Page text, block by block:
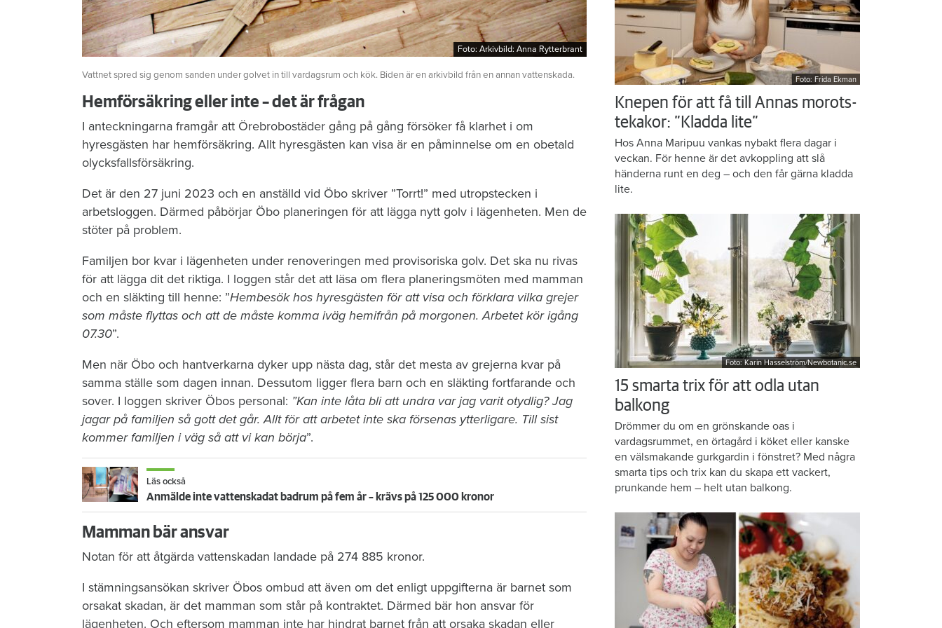
Foto: Arkivbild: Anna Rytterbrant
Foto: Arkivbild: Anna Rytterbrant
Vattnet spred sig genom sanden under golvet in till vardagsrum och kök. Biden är en arkivbild från en annan vattenskada.
Hemförsäkring eller inte – det är frågan
I anteckningarna framgår att Örebrobostäder gång på gång försöker få klarhet i om
hyresgästen har hemförsäkring. Allt hyresgästen kan visa är en påminnelse om en obetald
olycksfallsförsäkring.
Det är den 27 juni 2023 och en anställd vid Öbo skriver ”Torrt!” med utropstecken i
arbetsloggen. Därmed påbörjar Öbo planeringen för att lägga nytt golv i lägenheten. Men de
stöter på problem.
Familjen bor kvar i lägenheten under renoveringen med provisoriska golv. Det ska nu rivas
för att lägga dit det riktiga. I loggen står det att läsa om flera planeringsmöten med mamman
och en släkting till henne: ”Hembesök hos hyresgästen för att visa och förklara vilka grejer
som måste flyttas och att de måste komma iväg hemifrån på morgonen. Arbetet kör igång
07.30”.
Men när Öbo och hantverkarna dyker upp nästa dag, står det mesta av grejerna kvar på
samma ställe som dagen innan. Dessutom ligger flera barn och en släkting fortfarande och
sover. I loggen skriver Öbos personal: ”Kan inte låta bli att undra var jag varit otydlig? Jag
jagar på familjen så gott det går. Allt för att arbetet inte ska försenas ytterligare. Till sist
kommer familjen i väg så att vi kan börja”.
Läs också
Anmälde inte vattenskadat badrum på fem år – krävs på 125 000 kronor
Mamman bär ansvar
Notan för att åtgärda vattenskadan landade på 274 885 kronor.
I stämningsansökan skriver Öbos ombud att även om det enligt uppgifterna är barnet som
orsakat skadan, är det mamman som står på kontraktet. Därmed bär hon ansvar för
lägenheten. Och eftersom mamman inte har hindrat barnet från att orsaka skadan eller
Foto: Frida Ekman
Knepen för att få till Annas morots-
tekakor: ”Kladda lite”
Hos Anna Maripuu vankas nybakt flera dagar i
veckan. För henne är det avkoppling att slå
händerna runt en deg – och den får gärna kladda
lite.
Foto: Karin Hasselström/Newbotanic.se
15 smarta trix för att odla utan
balkong
Drömmer du om en grönskande oas i
vardagsrummet, en örtagård i köket eller kanske
en välsmakande gurkgardin i fönstret? Med några
smarta tips och trix kan du skapa ett vackert,
prunkande hem – helt utan balkong.